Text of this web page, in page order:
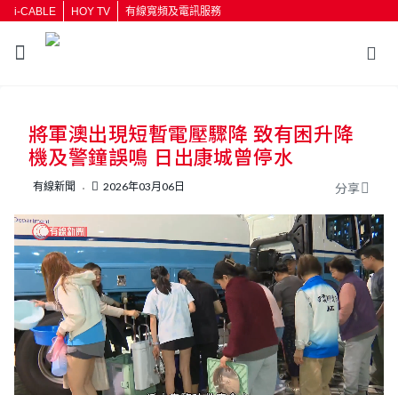
i-CABLE HOY TV 有線寬頻及電訊服務
按輸入鍵開始搜尋
將軍澳出現短暫電壓驟降 致有困升降
機及警鐘誤鳴 日出康城曾停水
有線新聞 2026年03月06日 分享